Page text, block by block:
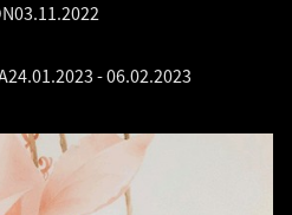
03.11.2022
24.01.2023 -06.02.2023